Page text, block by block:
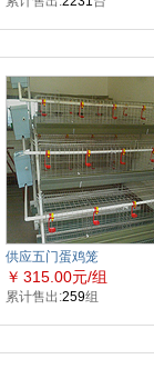
供应五门蛋鸡笼
￥ 315.00元/组
累计售出:259组